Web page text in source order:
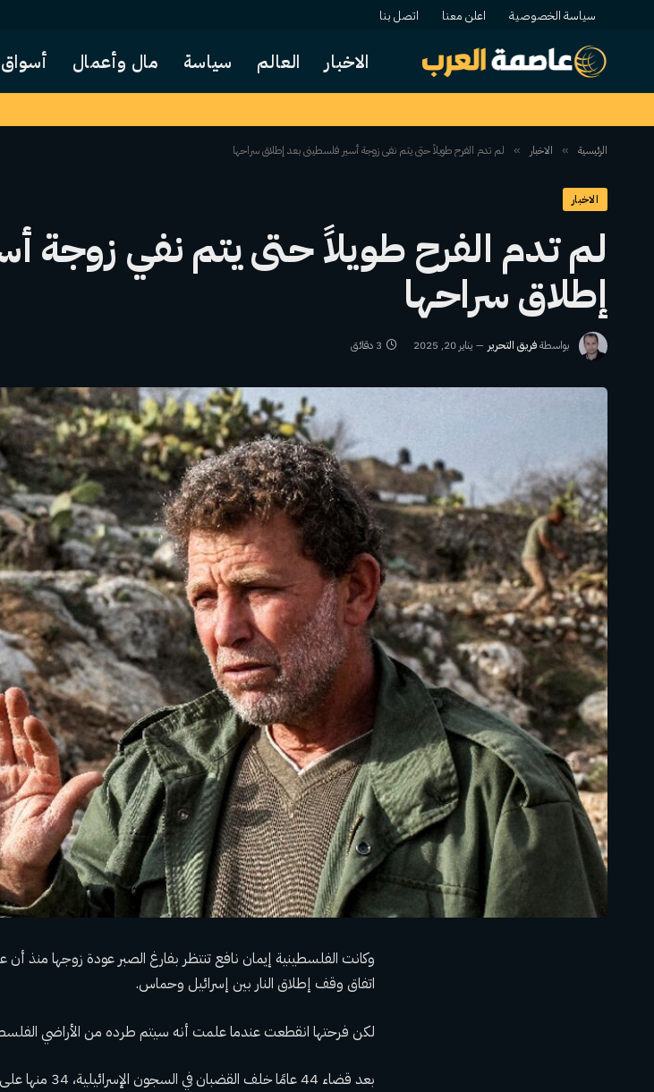
سياسة الخصوصية اعلن معنا اتصل بنا
الاخبار العالم سياسة مال وأعمال أسواق
الرئيسية » الاخبار » لم تدم الفرح طويلاً حتى يتم نفي زوجة أسير فلسطيني بعد إطلاق سراحها
الاخبار
لم تدم الفرح طويلاً حتى يتم نفي زوجة
إطلاق سراحها
بواسطةفريق التحرير يناير 20, 2025 3 دقائق
وكانت الفلسطينية إيمان نافع تنتظر بفارغ الصبر عودة زوجها
اتفاق وقف إطلاق النار بين إسرائيل وحماس.
لكن فرحتها انقطعت عندما علمت أنه سيتم طرده من الأراضي
بعد قضاء 44